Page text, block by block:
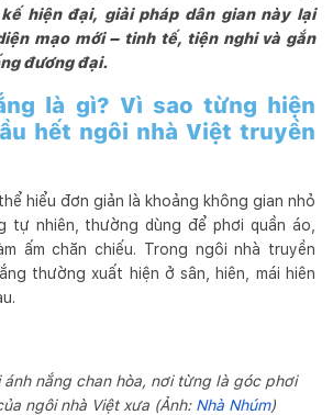
hiện đại, giải pháp dân gian này lại
mạo mới – tinh tế, tiện nghi và gắn
đương đại.
là gì? Vì sao từng hiện
hết ngôi nhà Việt truyền
hiểu đơn giản là khoảng không gian nhỏ
tự nhiên, thường dùng để phơi quần áo,
ấm chăn chiếu. Trong ngôi nhà truyền
thường xuất hiện ở sân, hiên, mái hiên
ánh nắng chan hòa, nơi từng là góc phơi
ngôi nhà Việt xưa (Ảnh: Nhà Nhúm)